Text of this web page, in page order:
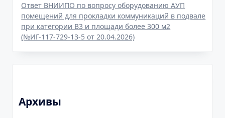
Ответ ВНИИПО по вопросу оборудованию АУП
помещений для прокладки коммуникаций в подвале
при категории В3 и площади более 300 м2
(№ИГ-117-729-13-5 от 20.04.2026)
Архивы